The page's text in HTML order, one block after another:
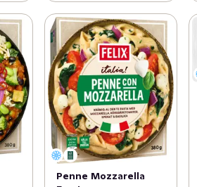
Penne Mozzarella